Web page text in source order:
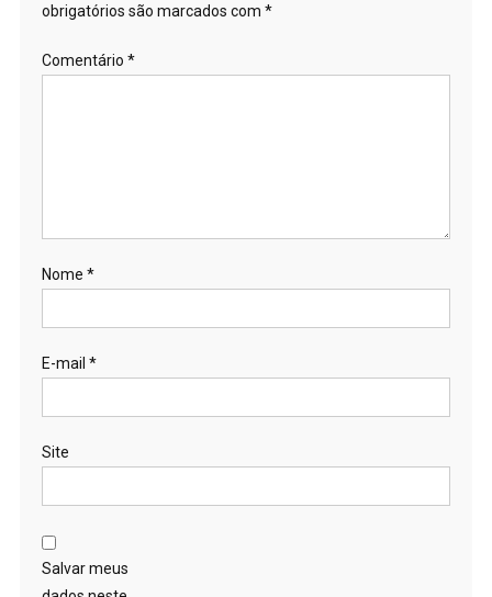
obrigatórios são marcados com *
Comentário *
Nome *
E-mail *
Site
Salvar meus